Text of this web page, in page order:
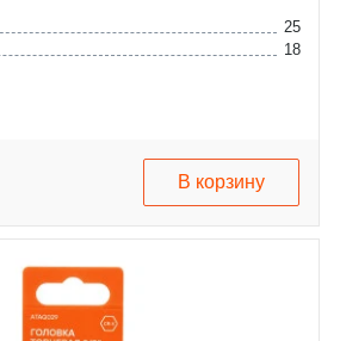
25
18
В корзину